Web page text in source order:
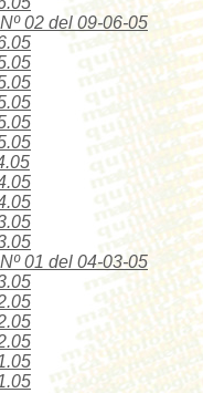
02 del 09-06-05
01 del 04-03-05